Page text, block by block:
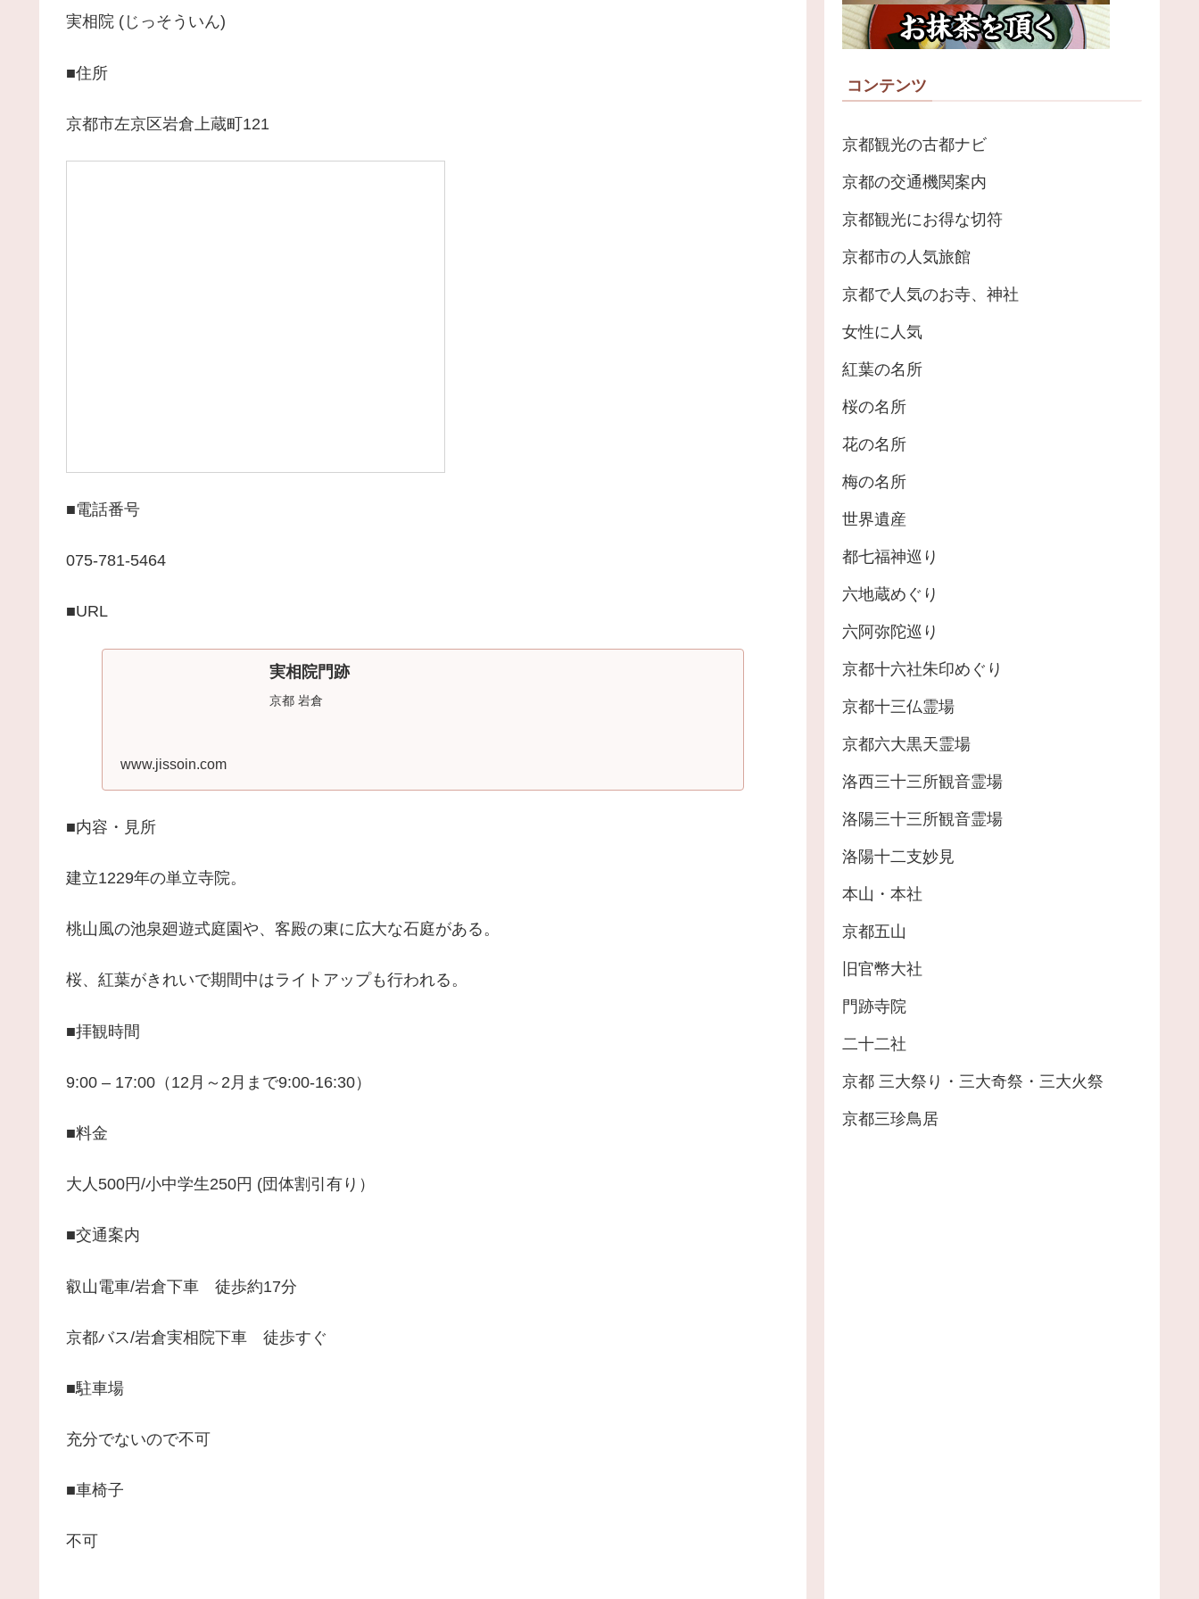
実相院 (じっそういん)
■住所
京都市左京区岩倉上蔵町121
■電話番号
075-781-5464
■URL
実相院門跡
京都 岩倉
www.jissoin.com
■内容・見所
建立1229年の単立寺院。
桃山風の池泉廻遊式庭園や、客殿の東に広大な石庭がある。
桜、紅葉がきれいで期間中はライトアップも行われる。
■拝観時間
9:00 – 17:00（12月～2月まで9:00-16:30）
■料金
大人500円/小中学生250円 (団体割引有り）
■交通案内
叡山電車/岩倉下車 徒歩約17分
京都バス/岩倉実相院下車 徒歩すぐ
■駐車場
充分でないので不可
■車椅子
不可
コンテンツ
京都観光の古都ナビ
京都の交通機関案内
京都観光にお得な切符
京都市の人気旅館
京都で人気のお寺、神社
女性に人気
紅葉の名所
桜の名所
花の名所
梅の名所
世界遺産
都七福神巡り
六地蔵めぐり
六阿弥陀巡り
京都十六社朱印めぐり
京都十三仏霊場
京都六大黒天霊場
洛西三十三所観音霊場
洛陽三十三所観音霊場
洛陽十二支妙見
本山・本社
京都五山
旧官幣大社
門跡寺院
二十二社
京都 三大祭り・三大奇祭・三大火祭
京都三珍鳥居